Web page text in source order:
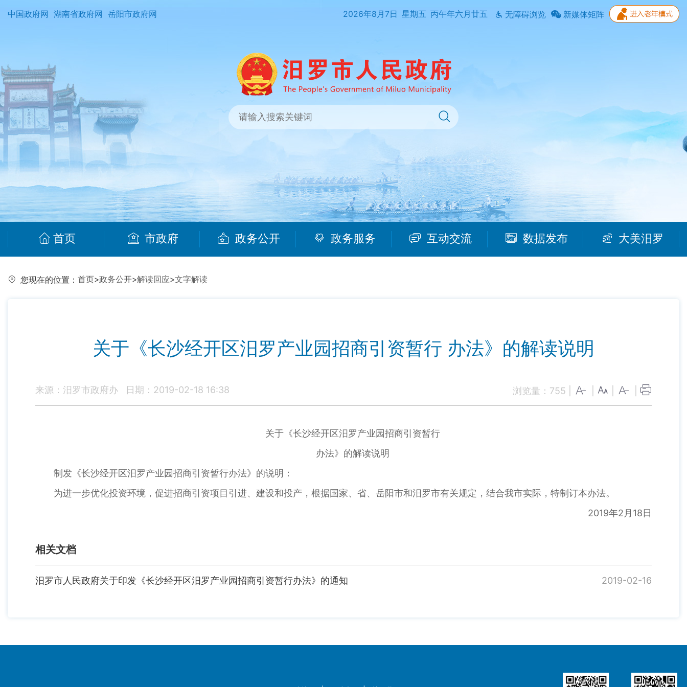
中国政府网 湖南省政府网 岳阳市政府网 2026年8月7日 星期五 丙午年六月廿五 无障碍浏览 新媒体矩阵
首页 市政府 政务公开 政务服务 互动交流 数据发布 大美汨罗
您现在的位置： 首页>政务公开>解读回应>文字解读
关于《长沙经开区汨罗产业园招商引资暂行 办法》的解读说明
来源：汨罗市政府办 日期：2019-02-18 16:38 浏览量： 755
关于《长沙经开区汨罗产业园招商引资暂行
办法》的解读说明
制发《长沙经开区汨罗产业园招商引资暂行办法》的说明：
为进一步优化投资环境，促进招商引资项目引进、建设和投产，根据国家、省、岳阳市和汨罗市有关规定，结合我市实际，特制订本办法。
2019年2月18日
相关文档
汨罗市人民政府关于印发《长沙经开区汨罗产业园招商引资暂行办法》的通知 2019-02-16